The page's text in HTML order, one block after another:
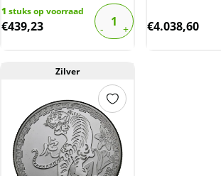
1 stuks op voorraad
€439,23 €4.038,60
Zilver